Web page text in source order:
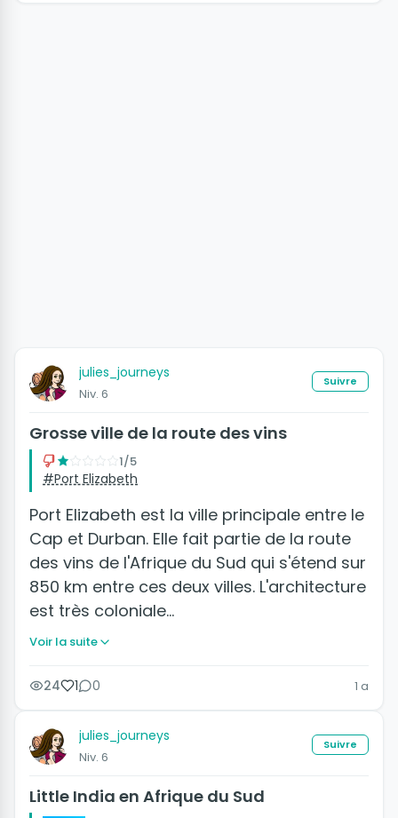
julies_journeys
Niv. 6
Suivre
Grosse ville de la route des vins
1/5
#Port Elizabeth
Port Elizabeth est la ville principale entre le
Cap et Durban. Elle fait partie de la route
des vins de l'Afrique du Sud qui s'étend sur
850 km entre ces deux villes. L'architecture
est très coloniale…
Voir la suite
24 1 0 1 a
julies_journeys
Niv. 6
Suivre
Little India en Afrique du Sud